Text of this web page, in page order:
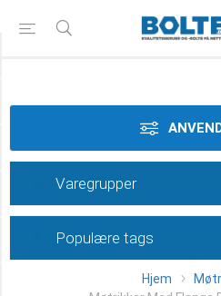
Hjem
Overflade
Type
Varegrupper
Populære tags